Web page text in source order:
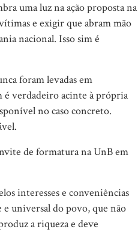
uma luz na ação proposta na
e exigir que abram mão
nacional. Isso sim é
foram levadas em
é verdadeiro acinte à própria
no caso concreto.
de formatura na UnB em
interesses e conveniências
universal do povo, que não
a riqueza e deve